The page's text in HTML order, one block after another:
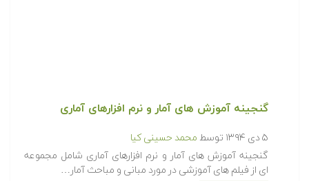
گنجینه آموزش های آمار و نرم افزارهای آماری
۵ دی ۱۳۹۴ توسط محمد حسینی کیا
گنجینه آموزش های آمار و نرم افزارهای آماری شامل مجموعه
ای از فیلم های آموزشی در مورد مبانی و مباحث آمار…